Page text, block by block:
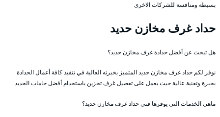
بسيطة ومنافسة للشركات الاخرى
حداد غرف مخازن حديد
هل تبحث عن أفضل حدادة غرف مخازن حديد؟
نوفر لكم حداد غرف مخازن حديد المتميز بخبرته العالية في تنفيذ كافة أعمال الحدادة
بخبرة وتقنية عالية حيث يعمل على تفصيل غرف تخزين باستخدام أفضل خامات الحديد
ماهي الخدمات التي يوفرها فني حداد غرف مخازن حديد؟